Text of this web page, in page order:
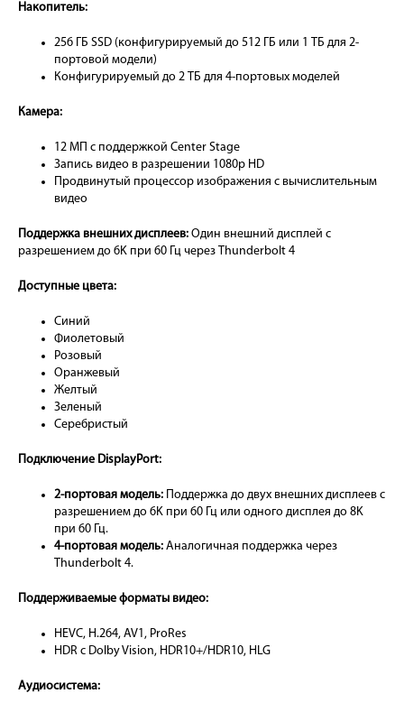
Накопитель:
256 ГБ SSD (конфигурируемый до 512 ГБ или 1 ТБ для 2-
портовой модели)
Конфигурируемый до 2 ТБ для 4-портовых моделей
Камера:
12 МП с поддержкой Center Stage
Запись видео в разрешении 1080p HD
Продвинутый процессор изображения с вычислительным
видео
Поддержка внешних дисплеев: Один внешний дисплей с
разрешением до 6K при 60 Гц через Thunderbolt 4
Доступные цвета:
Синий
Фиолетовый
Розовый
Оранжевый
Желтый
Зеленый
Серебристый
Подключение DisplayPort:
2-портовая модель: Поддержка до двух внешних дисплеев с
разрешением до 6K при 60 Гц или одного дисплея до 8K
при 60 Гц.
4-портовая модель: Аналогичная поддержка через
Thunderbolt 4.
Поддерживаемые форматы видео:
HEVC, H.264, AV1, ProRes
HDR с Dolby Vision, HDR10+/HDR10, HLG
Аудиосистема: